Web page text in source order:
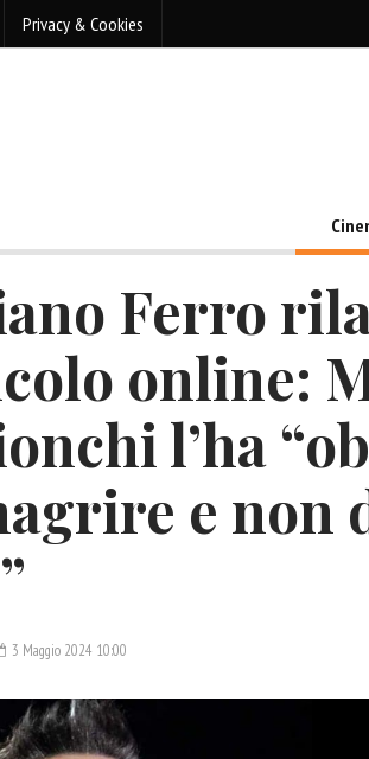
Privacy & Cookies
Ferro
online:
l’ha
e non
3 Maggio 2024 10:00